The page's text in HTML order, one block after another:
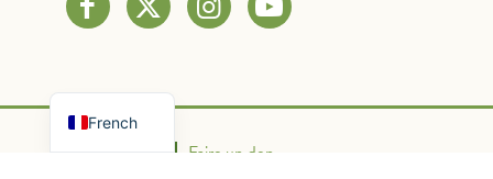
Nous contacter Faire un don
French